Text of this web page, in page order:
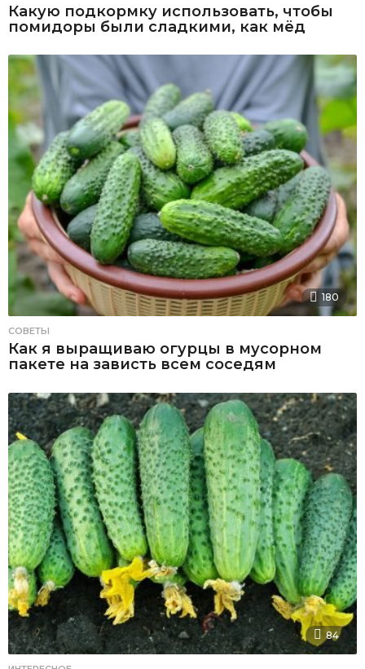
Какую подкормку использовать, чтобы
помидоры были сладкими, как мёд
180
СОВЕТЫ
Как я выращиваю огурцы в мусорном
пакете на зависть всем соседям
84